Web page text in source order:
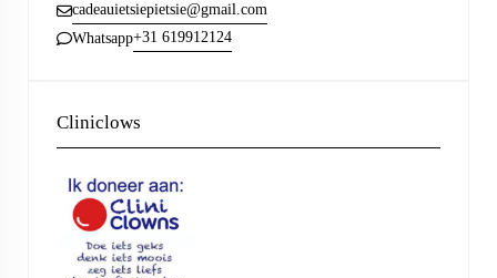
cadeauietsiepietsie@gmail.com
Whatsapp+31 619912124
Cliniclows